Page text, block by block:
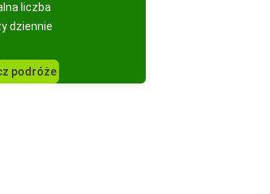
liczba
dziennie
podróże